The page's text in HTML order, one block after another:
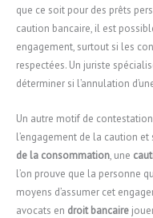
que ce soit pour des prêts
caution bancaire, il est
engagement, surtout si les
respectées. Un juriste
déterminer si l’annulation
Un autre motif de
l’engagement de la caution
de la consommation, une
l’on prouve que la personne
moyens d’assumer cet
avocats en droit bancaire